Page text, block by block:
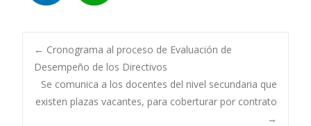
Navegación
de
← Cronograma al proceso de Evaluación de
Desempeño de los Directivos
Se comunica a los docentes del nivel secundaria que
existen plazas vacantes, para coberturar por contrato
→